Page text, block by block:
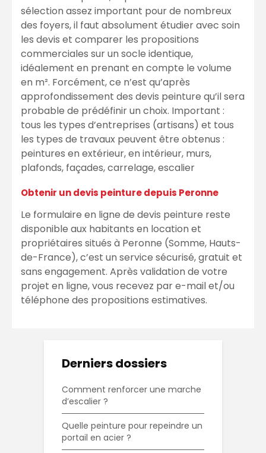
sélection assez important pour de nombreux
des foyers, il faut absolument étudier avec soin
les devis et comparer les propositions
commerciales sur un socle identique,
idéalement en prenant en compte le volume
en m². Forcément, ce n’est qu’après
approfondissement des devis peinture qu’il sera
probable de prédéfinir un choix. Important :
tous les types d’entreprises (artisans) et tous
les types de travaux peuvent être obtenus :
peintures en extérieur, en intérieur, murs,
plafonds, façades, carrelage, escalier
Obtenir un devis peinture depuis Peronne
Le formulaire en ligne de devis peinture reste
disponible aux habitants en location et
propriétaires situés à Peronne (Somme, Hauts-
de-France), c’est un service sécurisé, gratuit et
sans engagement. Après validation de votre
projet en ligne, vous recevez par e-mail et/ou
téléphone des propositions estimatives.
Derniers dossiers
Comment renforcer une marche
d’escalier ?
Quelle peinture pour repeindre un
portail en acier ?